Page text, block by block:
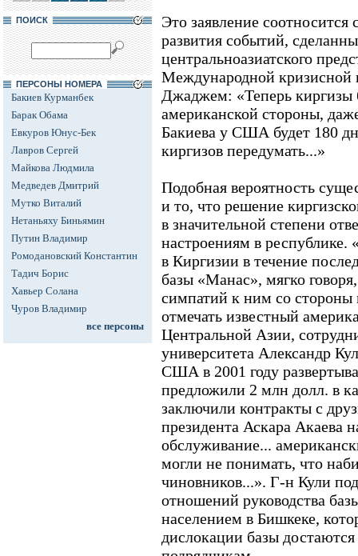
ПОИСК
ПЕРСОНЫ НОМЕРА
Бакиев Курманбек
Барак Обама
Евкуров Юнус-Бек
Лавров Сергей
Майкова Людмила
Медведев Дмитрий
Мутко Виталий
Нетаньяху Биньямин
Путин Владимир
Ромодановский Константин
Тадич Борис
Хавьер Солана
Чуров Владимир
все персоны
Это заявление
развития событий,
центральноазиатского
Международной
Джаджем: «Теперь киргизы
американской стороны,
Бакиева у США будет 180
киргизов передумать...»
Подобная вероятность
и то, что решение
в значительной степени
настроениям в
в Киргизии в течение
базы «Манас», мягко
симпатий к ним со
отмечать известный
Центральной Азии,
университета Александр
США в 2001 году
предложили 2 млн долл. в
заключили контракты с
президента Аскара Акаева
обслуживание...
могли не понимать, что
чиновников...». Г-н Кули
отношений руководства
населением в Бишкеке,
дислокации базы